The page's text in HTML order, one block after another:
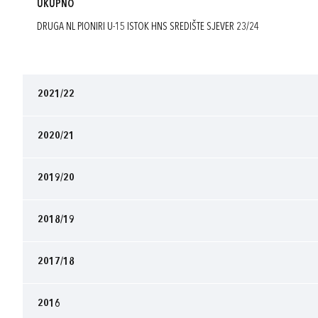
UKUPNO
DRUGA NL PIONIRI U-15 ISTOK HNS SREDIŠTE SJEVER 23/24
2021/22
2020/21
2019/20
2018/19
2017/18
2016